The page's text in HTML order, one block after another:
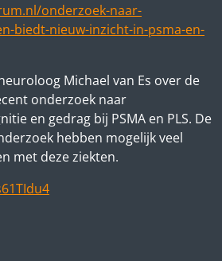
onderzoek-naar-
biedt-nieuw-inzicht-in-psma-en-
Michael van Es over de
onderzoek naar
en gedrag bij PSMA en PLS. De
hebben mogelijk veel
met deze ziekten.